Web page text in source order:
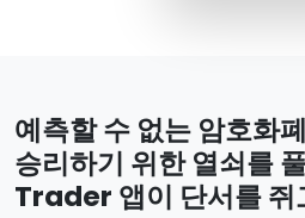
예측할 수 없는 암호화
승리하기 위한 열쇠를
Trader 앱이 단서를 쥐